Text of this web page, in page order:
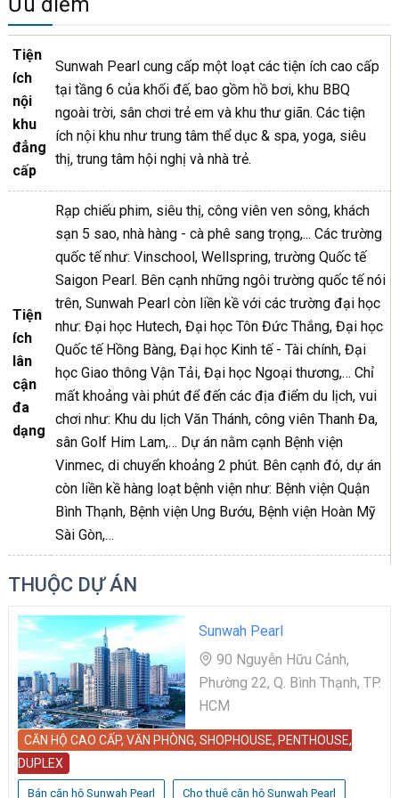
Tiện
ích
nội
khu
đẳng
cấp
Sunwah Pearl cung cấp một loạt các tiện ích cao cấp
tại tầng 6 của khối đế, bao gồm hồ bơi, khu BBQ
ngoài trời, sân chơi trẻ em và khu thư giãn. Các tiện
ích nội khu như trung tâm thể dục & spa, yoga, siêu
thị, trung tâm hội nghị và nhà trẻ.
Tiện
ích
lân
cận
đa
dạng
Rạp chiếu phim, siêu thị, công viên ven sông, khách
sạn 5 sao, nhà hàng - cà phê sang trọng,... Các trường
quốc tế như: Vinschool, Wellspring, trường Quốc tế
Saigon Pearl. Bên cạnh những ngôi trường quốc tế nói
trên, Sunwah Pearl còn liền kề với các trường đại học
như: Đại học Hutech, Đại học Tôn Đức Thắng, Đại học
Quốc tế Hồng Bàng, Đại học Kinh tế - Tài chính, Đại
học Giao thông Vận Tải, Đại học Ngoại thương,… Chỉ
mất khoảng vài phút để đến các địa điểm du lịch, vui
chơi như: Khu du lịch Văn Thánh, công viên Thanh Đa,
sân Golf Him Lam,… Dự án nằm cạnh Bệnh viện
Vinmec, di chuyển khoảng 2 phút. Bên cạnh đó, dự án
còn liền kề hàng loạt bệnh viện như: Bệnh viện Quận
Bình Thạnh, Bệnh viện Ung Bướu, Bệnh viện Hoàn Mỹ
Sài Gòn,…
THUỘC DỰ ÁN
Sunwah Pearl
90 Nguyễn Hữu Cảnh,
Phường 22, Q. Bình Thạnh, TP.
HCM
CĂN HỘ CAO CẤP, VĂN PHÒNG, SHOPHOUSE, PENTHOUSE,
DUPLEX
Bán căn hộ Sunwah Pearl Cho thuê căn hộ Sunwah Pearl